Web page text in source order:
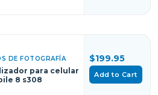
DE FOTOGRAFÍA
para celular
8 s308
$199.95
Add to Cart